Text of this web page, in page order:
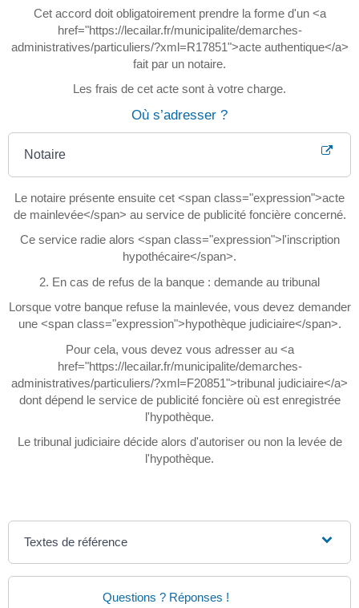
Cet accord doit obligatoirement prendre la forme d'un <a
href="https://lecailar.fr/municipalite/demarches-
administratives/particuliers/?xml=R17851">acte authentique</a>
fait par un notaire.
Les frais de cet acte sont à votre charge.
Où s’adresser ?
Notaire
Le notaire présente ensuite cet <span class="expression">acte
de mainlevée</span> au service de publicité foncière concerné.
Ce service radie alors <span class="expression">l'inscription
hypothécaire</span>.
2. En cas de refus de la banque : demande au tribunal
Lorsque votre banque refuse la mainlevée, vous devez demander
une <span class="expression">hypothèque judiciaire</span>.
Pour cela, vous devez vous adresser au <a
href="https://lecailar.fr/municipalite/demarches-
administratives/particuliers/?xml=F20851">tribunal judiciaire</a>
dont dépend le service de publicité foncière où est enregistrée
l'hypothèque.
Le tribunal judiciaire décide alors d'autoriser ou non la levée de
l'hypothèque.
Textes de référence
Questions ? Réponses !